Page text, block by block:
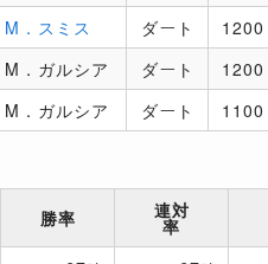
M．スミス ダート 1200
M．ガルシア ダート 1200
M．ガルシア ダート 1100
勝率 連対
率